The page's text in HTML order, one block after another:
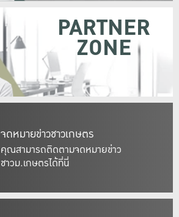
จดหมายข่าวชาวเกษตร
คุณสามารถติดตามจดหมายข่าว
ชาวม.เกษตรได้ที่นี่
PARTNER
ZONE